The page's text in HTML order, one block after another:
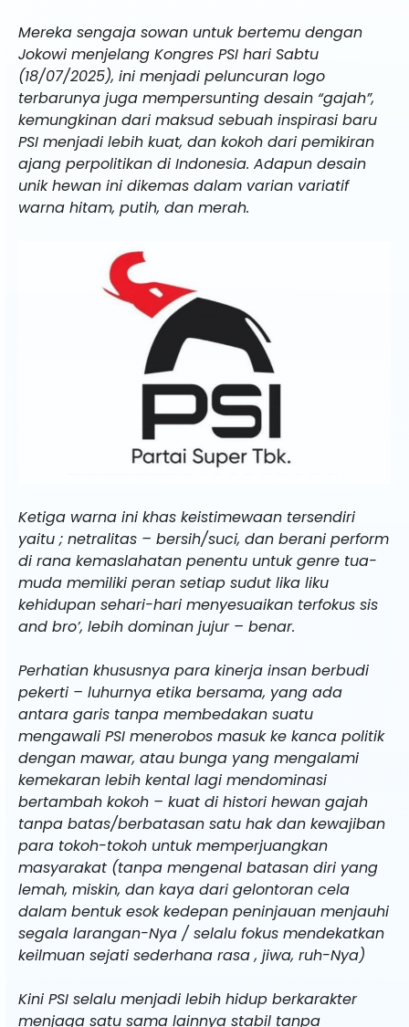
Mereka sengaja sowan untuk bertemu dengan
Jokowi menjelang Kongres PSI hari Sabtu
(18/07/2025), ini menjadi peluncuran logo
terbarunya juga mempersunting desain “gajah”,
kemungkinan dari maksud sebuah inspirasi baru
PSI menjadi lebih kuat, dan kokoh dari pemikiran
ajang perpolitikan di Indonesia. Adapun desain
unik hewan ini dikemas dalam varian variatif
warna hitam, putih, dan merah.
Ketiga warna ini khas keistimewaan tersendiri
yaitu ; netralitas – bersih/suci, dan berani perform
di rana kemaslahatan penentu untuk genre tua-
muda memiliki peran setiap sudut lika liku
kehidupan sehari-hari menyesuaikan terfokus sis
and bro’, lebih dominan jujur – benar.
Perhatian khususnya para kinerja insan berbudi
pekerti – luhurnya etika bersama, yang ada
antara garis tanpa membedakan suatu
mengawali PSI menerobos masuk ke kanca politik
dengan mawar, atau bunga yang mengalami
kemekaran lebih kental lagi mendominasi
bertambah kokoh – kuat di histori hewan gajah
tanpa batas/berbatasan satu hak dan kewajiban
para tokoh-tokoh untuk memperjuangkan
masyarakat (tanpa mengenal batasan diri yang
lemah, miskin, dan kaya dari gelontoran cela
dalam bentuk esok kedepan peninjauan menjauhi
segala larangan-Nya / selalu fokus mendekatkan
keilmuan sejati sederhana rasa , jiwa, ruh-Nya)
Kini PSI selalu menjadi lebih hidup berkarakter
menjaga satu sama lainnya stabil tanpa